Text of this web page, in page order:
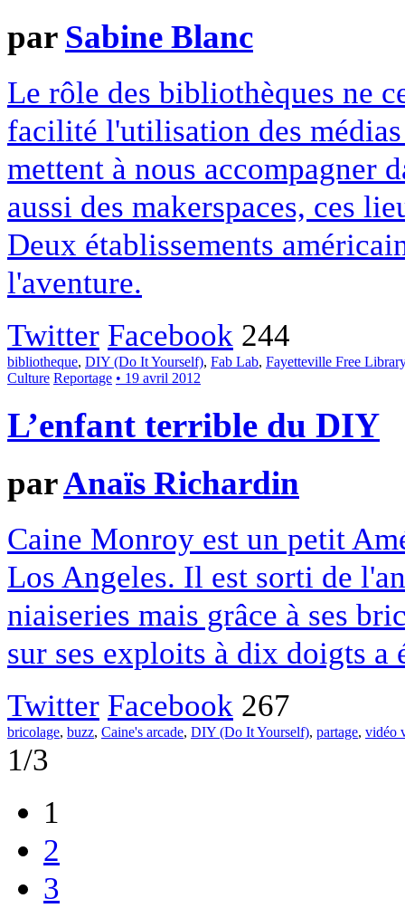
par Sabine Blanc
Le rôle des bibliothèques ne
facilité l'utilisation des
mettent à nous accompagner
aussi des makerspaces, ces
Deux établissements
l'aventure.
Twitter Facebook 244
bibliotheque, DIY (Do It Yourself), Fab Lab, Fayetteville Free Library
Culture Reportage • 19 avril 2012
L’enfant terrible du DIY
parAnaïs Richardin
Caine Monroy est un petit
Los Angeles. Il est sorti de
niaiseries mais grâce à ses
sur ses exploits à dix doigts
Twitter Facebook 267
bricolage, buzz, Caine's arcade, DIY (Do It Yourself), partage, vidéo
1/3
1
2
3